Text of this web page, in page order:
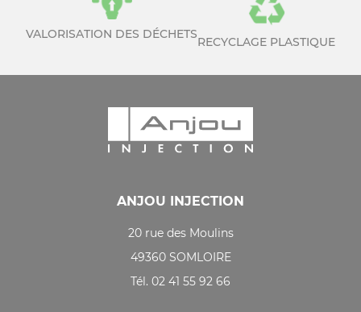
VALORISATION DES DÉCHETS
RECYCLAGE PLASTIQUE
ANJOU INJECTION
20 rue des Moulins
49360 SOMLOIRE
Tél. 02 41 55 92 66